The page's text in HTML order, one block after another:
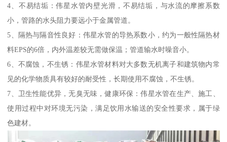
4、不易结垢：伟星水管内壁光滑，不易结垢，与水流的摩擦系数
小，管路的水头阻力要远小于金属管道。
5、隔热与隔音性良好：伟星水管的导热系数小，约为一般性隔热材
料EPS的6倍，内外温差较无需做保温；管道输水时噪音小。
6、不腐蚀，不生锈：伟星水管材料对大多数无机离子和建筑物内常
见的化学物质具有较好的耐受性，长期使用不腐蚀，不生锈。
7、卫生性能优异，无臭无味，健康环保：伟星水管在生产、施工、
使用过程中对环境无污染，满足饮用水输送的安全性要求，属于绿
色建材。